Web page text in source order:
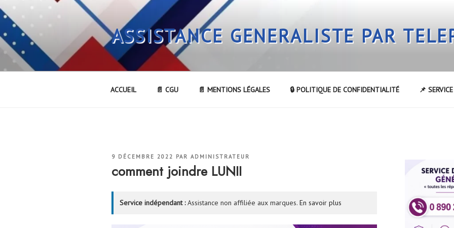
Aller
au
contenu
principal
ASSISTANCE GENERALISTE PAR
ACCUEIL 📄 CGU 📄 MENTIONS LÉGALES 🔒 POLITIQUE DE CONFIDENTIALITÉ 📌
PUBLIÉ
9 DÉCEMBRE 2022 PAR ADMINISTRATEUR
comment joindre LUNII
Service indépendant :Assistance non affiliée aux marques. En savoir plus